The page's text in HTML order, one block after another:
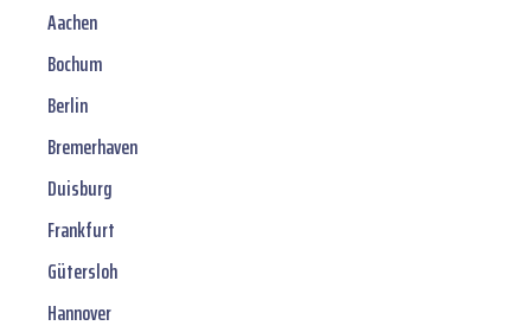
Aachen
Bochum
Berlin
Bremerhaven
Duisburg
Frankfurt
Gütersloh
Hannover